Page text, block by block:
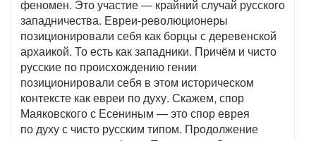
феномен. Это участие — крайний случай русского
западничества. Евреи-революционеры
позиционировали себя как борцы с деревенской
архаикой. То есть как западники. Причём и чисто
русские по происхождению гении
позиционировали себя в этом историческом
контексте как евреи по духу. Скажем, спор
Маяковского с Есениным — это спор еврея
по духу с чисто русским типом. Продолжение